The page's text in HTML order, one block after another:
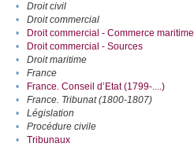
•
Droit civil
•
Droit commercial
•
Droit commercial - Commerce maritime
•
Droit commercial - Sources
•
Droit maritime
•
France
•
France. Conseil d’Etat (1799-....)
•
France. Tribunat (1800-1807)
•
Législation
•
Procédure civile
•
Tribunaux